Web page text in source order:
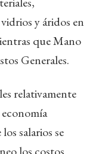
y áridos en
que Mano
Generales.
relativamente
salarios se
los costos